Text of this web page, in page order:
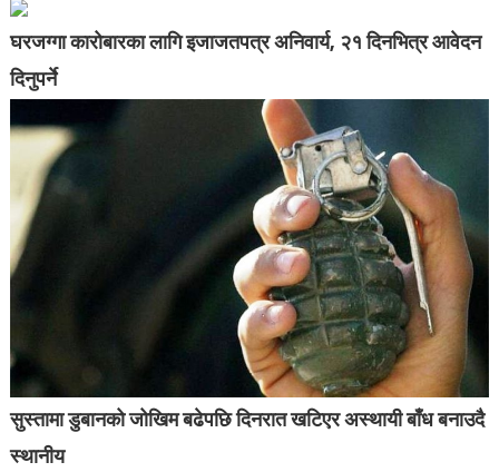
घरजग्गा कारोबारका लागि इजाजतपत्र अनिवार्य, २१ दिनभित्र आवेदन
दिनुपर्ने
सुस्तामा डुबानको जोखिम बढेपछि दिनरात खटिएर अस्थायी बाँध बनाउदै
स्थानीय